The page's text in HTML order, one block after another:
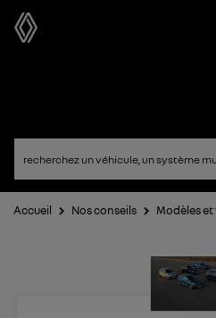
Accueil Nos conseils Modèles